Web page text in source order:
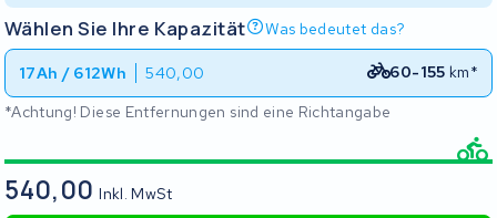
Wählen Sie Ihre Kapazität Was bedeutet das?
17Ah / 612Wh 540,00 60-155 km*
*Achtung! Diese Entfernungen sind eine Richtangabe
540,00Inkl. MwSt